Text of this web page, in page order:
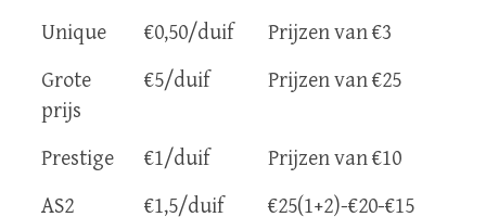
Unique
€0,50/duif
Prijzen van €3
Grote
prijs
€5/duif Prijzen van €25
Prestige €1/duif
Prijzen van €10
AS2
€1,5/duif
€25(1+2)-€20-€15